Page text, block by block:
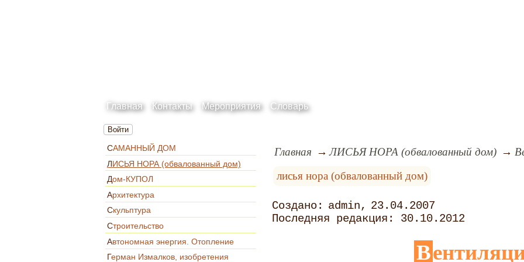
Главная Контакты Мероприятия Словарь
Войти
САМАННЫЙ ДОМ
ЛИСЬЯ НОРА (обвалованный дом)
Дом-КУПОЛ
Архитектура
Скульптура
Строительство
Автономная энергия. Отопление
Герман Измалков, изобретения
Главная ЛИСЬЯ НОРА (обвалованный дом)
лисья нора (обвалованный дом)
admin
23.04.2007
30.10.2012